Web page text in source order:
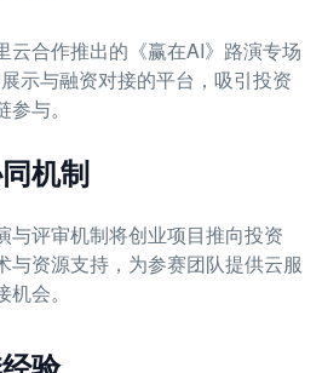
云合作推出的《赢在AI》路演专场
示与融资对接的平台，吸引投资
与。
机制
与评审机制将创业项目推向投资
与资源支持，为参赛团队提供云服
会。